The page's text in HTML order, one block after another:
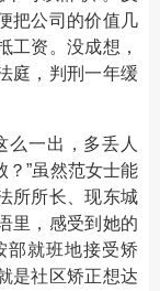
把公司的价值几
工资。没成想，
庭，判刑一年缓
一出，多丢人
？”虽然范女士能
所所长、现东城
里，感受到她的
部就班地接受矫
是社区矫正想达